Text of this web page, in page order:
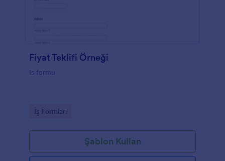
Fiyat Teklifi Örneği
Is formu
Go to Category:
İş Formları
Şablon Kullan